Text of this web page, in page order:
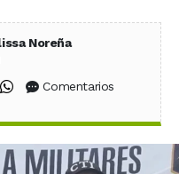
Noreña
en Facebook
en X (Twitter)
Compartir en WhatsApp
Comentarios